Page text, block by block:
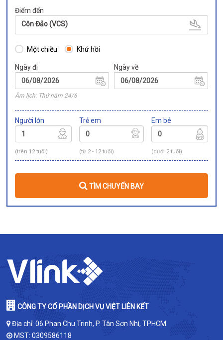
Điểm đến
Côn Đảo (VCS)
Một chiều Khứ hồi
Ngày đi
Âm lịch: Thứ năm 24/6
Ngày về
Người lớn
(trên 12 tuổi)
Trẻ em
(từ 2 - 12 tuổi)
Em bé
(dưới 2 tuổi)
TÌM CHUYẾN BAY
CÔNG TY CỔ PHẦN DỊCH VỤ VIỆT LIÊN KẾT
Địa chỉ: 06 Phan Chu Trinh, P. Tân Sơn Nhì, TPHCM
MST: 0309586118